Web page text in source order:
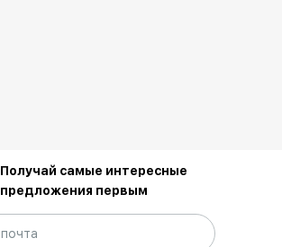
Получай самые интересные
предложения первым